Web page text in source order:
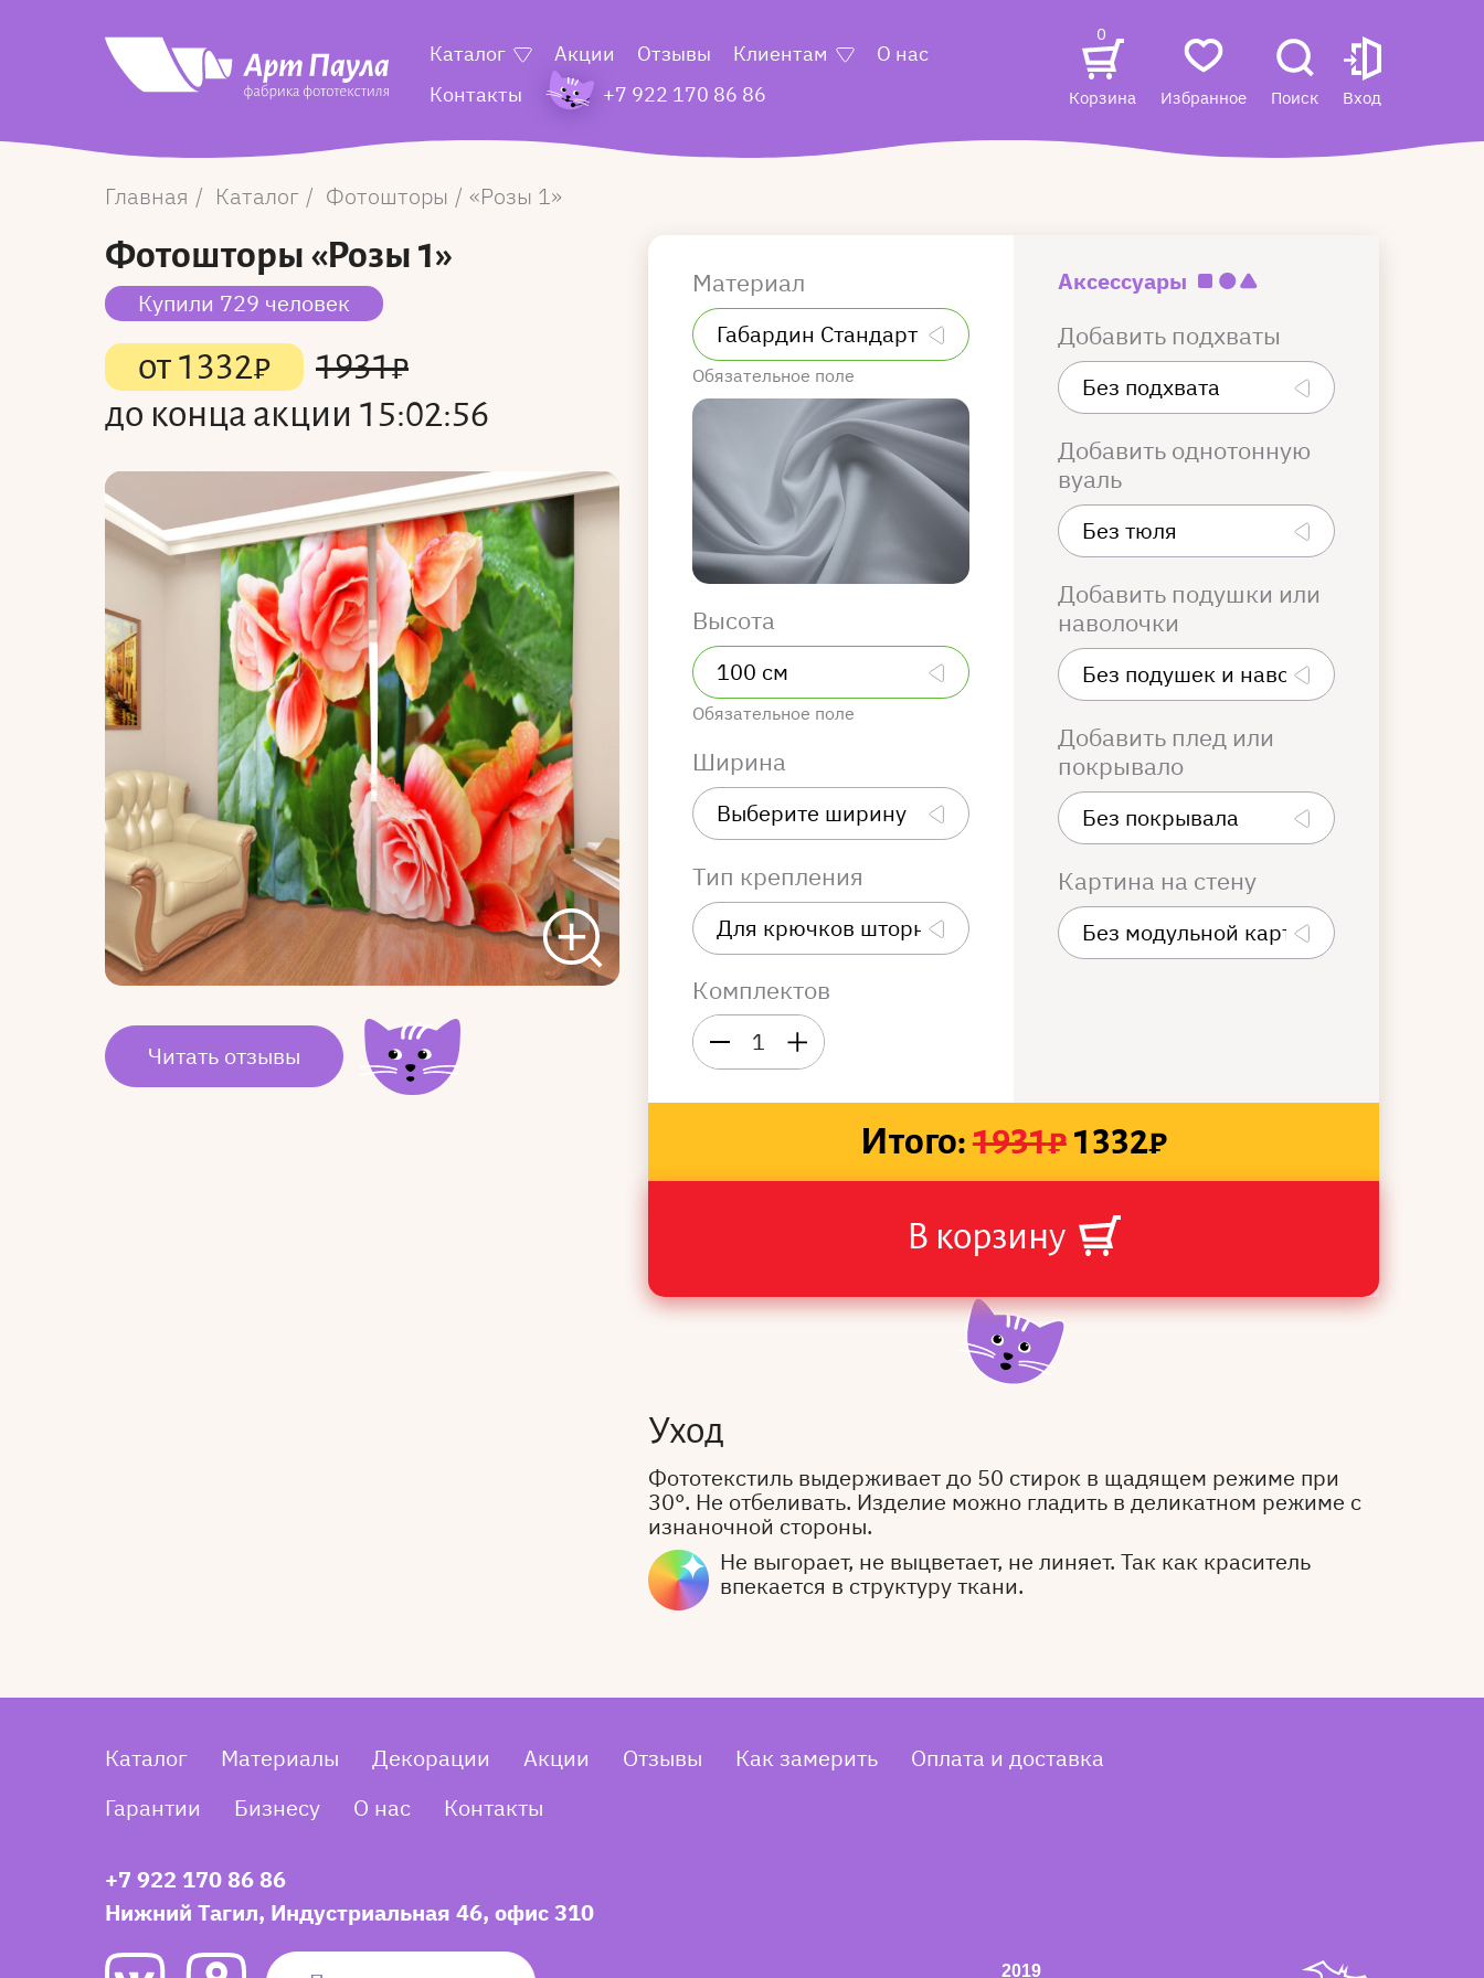
Каталог Акции Отзывы Клиентам
О нас
Контакты
+7 922 170 86 86
0
Корзина Избранное Поиск Вход
Главная Каталог Фотошторы Розы 1
Фотошторы «Розы 1»
Купили 729 человек
от1332₽ 1931₽
до конца акции 15:02:56
Читать отзывы
Материал
Обязательное поле
Высота
Обязательное поле
Ширина
Тип крепления
Комплектов
1
Аксессуары
Добавить подхваты
Добавить однотонную
вуаль
Добавить подушки или
наволочки
Добавить плед или
покрывало
Картина на стену
Итого:1931₽1332₽
В корзину
Уход
Фототекстиль выдерживает до 50 стирок в щадящем режиме при
30°. Не отбеливать. Изделие можно гладить в деликатном режиме с
изнаночной стороны.
Не выгорает, не выцветает, не линяет. Так как краситель
впекается в структуру ткани.
Каталог Материалы Декорации Акции Отзывы Как замерить
Оплата и доставка
Гарантии
Бизнесу О нас Контакты
+7 922 170 86 86
Нижний Тагил, Индустриальная 46, офис 310